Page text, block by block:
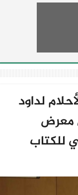
لداود
معرض
للكتاب